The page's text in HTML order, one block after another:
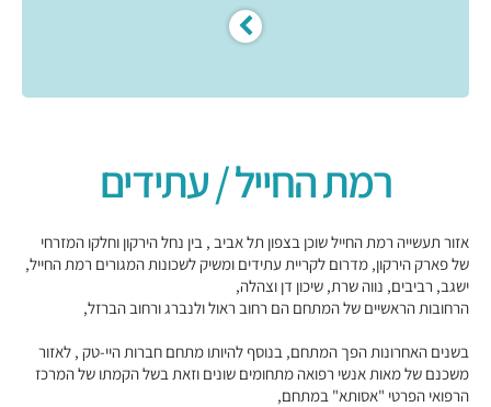
רמת החייל / עתידים
אזור תעשייה רמת החייל שוכן בצפון תל אביב , בין נחל הירקון וחלקו המזרחי
של פארק הירקון, מדרום לקריית עתידים ומשיק לשכונות המגורים רמת החייל,
ישגב, רביבים, נווה שרת, שיכון דן וצהלה,
הרחובות הראשיים של המתחם הם רחוב ראול ולנברג ורחוב הברזל,
בשנים האחרונות הפך המתחם, בנוסף להיותו מתחם חברות היי-טק , לאזור
משכנם של מאות אנשי רפואה מתחומים שונים וזאת בשל הקמתו של המרכז
הרפואי הפרטי "אסותא" במתחם,